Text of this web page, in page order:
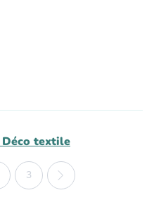
Déco textile
3